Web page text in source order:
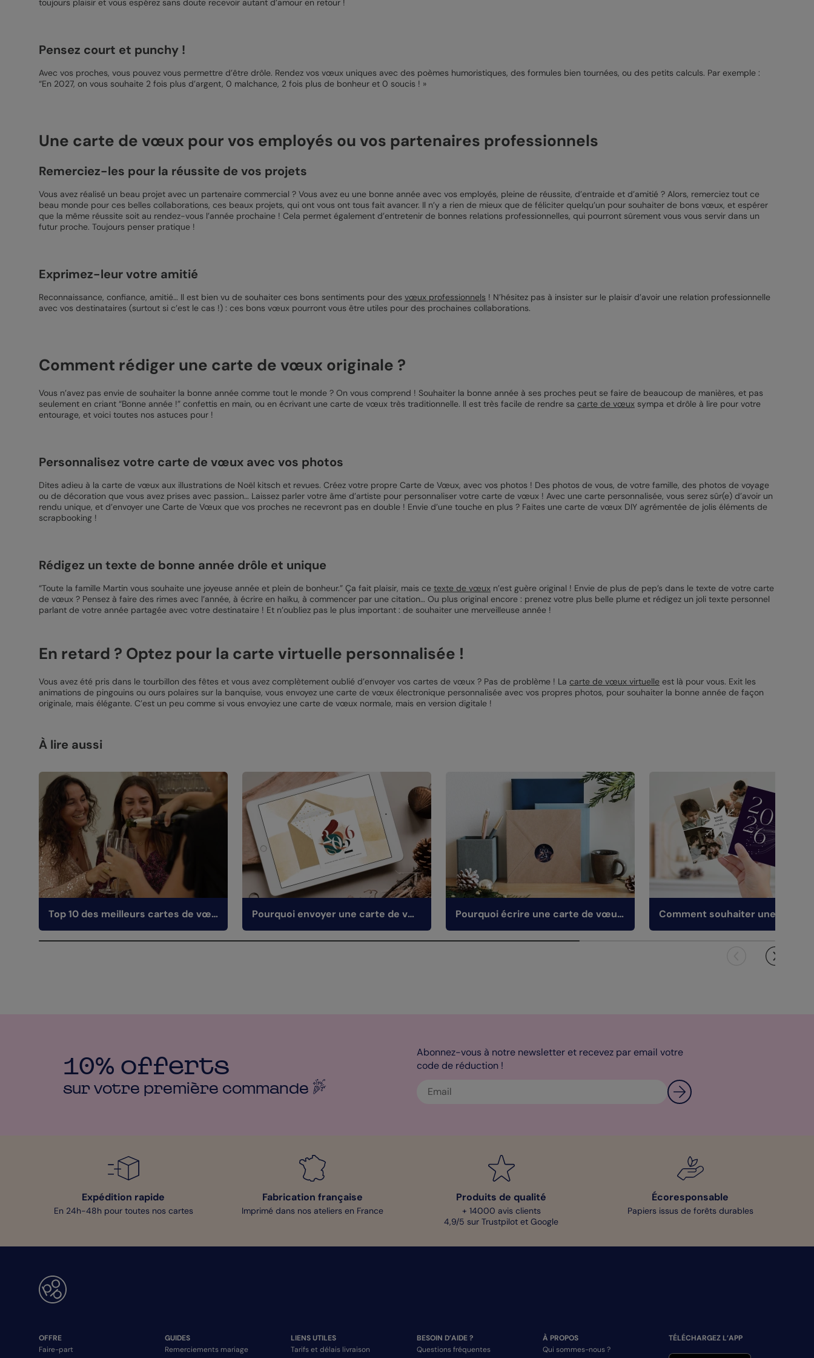
toujours plaisir et vous espérez sans doute recevoir autant d’amour en retour !
Pensez court et punchy !
Avec vos proches, vous pouvez vous permettre d’être drôle. Rendez vos vœux uniques avec des poèmes humoristiques, des formules bien tournées, ou des petits calculs. Par exemple :
“En 2027, on vous souhaite 2 fois plus d’argent, 0 malchance, 2 fois plus de bonheur et 0 soucis ! »
Une carte de vœux pour vos employés ou vos partenaires professionnels
Remerciez-les pour la réussite de vos projets
Vous avez réalisé un beau projet avec un partenaire commercial ? Vous avez eu une bonne année avec vos employés, pleine de réussite, d’entraide et d’amitié ? Alors, remerciez tout ce
beau monde pour ces belles collaborations, ces beaux projets, qui ont vous ont tous fait avancer. Il n’y a rien de mieux que de féliciter quelqu’un pour souhaiter de bons vœux, et espérer
que la même réussite soit au rendez-vous l’année prochaine ! Cela permet également d’entretenir de bonnes relations professionnelles, qui pourront sûrement vous vous servir dans un
futur proche. Toujours penser pratique !
Exprimez-leur votre amitié
Reconnaissance, confiance, amitié… Il est bien vu de souhaiter ces bons sentiments pour des vœux professionnels ! N’hésitez pas à insister sur le plaisir d’avoir une relation professionnelle
avec vos destinataires (surtout si c’est le cas !) : ces bons vœux pourront vous être utiles pour des prochaines collaborations.
Comment rédiger une carte de vœux originale ?
Vous n’avez pas envie de souhaiter la bonne année comme tout le monde ? On vous comprend ! Souhaiter la bonne année à ses proches peut se faire de beaucoup de manières, et pas
seulement en criant “Bonne année !” confettis en main, ou en écrivant une carte de vœux très traditionnelle. Il est très facile de rendre sa carte de vœux sympa et drôle à lire pour votre
entourage, et voici toutes nos astuces pour !
Personnalisez votre carte de vœux avec vos photos
Dites adieu à la carte de vœux aux illustrations de Noël kitsch et revues. Créez votre propre Carte de Vœux, avec vos photos ! Des photos de vous, de votre famille, des photos de voyage
ou de décoration que vous avez prises avec passion… Laissez parler votre âme d’artiste pour personnaliser votre carte de vœux ! Avec une carte personnalisée, vous serez sûr(e) d’avoir un
rendu unique, et d’envoyer une Carte de Vœux que vos proches ne recevront pas en double ! Envie d’une touche en plus ? Faites une carte de vœux DIY agrémentée de jolis éléments de
scrapbooking !
Rédigez un texte de bonne année drôle et unique
“Toute la famille Martin vous souhaite une joyeuse année et plein de bonheur.” Ça fait plaisir, mais ce texte de vœux n’est guère original ! Envie de plus de pep’s dans le texte de votre carte
de vœux ? Pensez à faire des rimes avec l’année, à écrire en haïku, à commencer par une citation… Ou plus original encore : prenez votre plus belle plume et rédigez un joli texte personnel
parlant de votre année partagée avec votre destinataire ! Et n’oubliez pas le plus important : de souhaiter une merveilleuse année !
En retard ? Optez pour la carte virtuelle personnalisée !
Vous avez été pris dans le tourbillon des fêtes et vous avez complètement oublié d’envoyer vos cartes de vœux ? Pas de problème ! La carte de vœux virtuelle est là pour vous. Exit les
animations de pingouins ou ours polaires sur la banquise, vous envoyez une carte de vœux électronique personnalisée avec vos propres photos, pour souhaiter la bonne année de façon
originale, mais élégante. C’est un peu comme si vous envoyiez une carte de vœux normale, mais en version digitale !
À lire aussi
Top 10 des meilleurs cartes de vœux : notre guide Pourquoi envoyer une carte de vœux virtuelle ? Pourquoi écrire une carte de vœux ?
10% offerts
sur votre première commande
Abonnez-vous à notre newsletter et recevez par email votre
code de réduction !
Expédition rapide
En 24h-48h pour toutes nos cartes
Fabrication française
Imprimé dans nos ateliers en France
Produits de qualité
+ 14000 avis clients
4,9/5 sur Trustpilot et Google
Écoresponsable
Papiers issus de forêts durables
OFFRE
Faire-part
GUIDES
Remerciements mariage
LIENS UTILES
Tarifs et délais livraison
BESOIN D’AIDE ?
Questions fréquentes
À PROPOS
Qui sommes-nous ?
TÉLÉCHARGEZ L’APP